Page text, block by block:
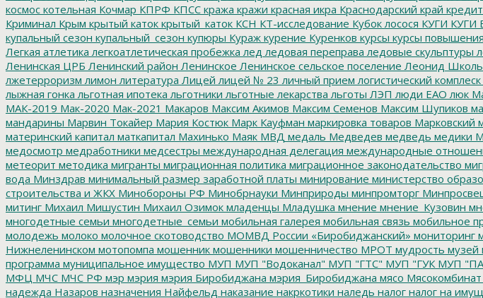
космос котельная Кочмар КПРФ КПСС кража кражи красная икра Краснодарский край кредит
Криминал Крым крытый каток крытый_каток КСН КТ-исследование Кубок лосося КУГИ КУГИ
купальный сезон купальный_сезон купюры Кураж курение Куренков курсы курсы
Легкая атлетика легкоатлетическая пробежка лед ледовая переправа ледовые скульптуры
Ленинская ЦРБ Ленинский район Ленинское Ленинское сельское поселение Леонид
лжетерроризм лимон литература Лицей лицей № 23 личный прием логистический комплеск
лыжная гонка льготная ипотека льготники льготные лекарства льготы ЛЭП люди ЕАО люк
МАК-2019 Мак-2020 Мак-2021 Макаров Максим Акимов Максим Семенов Максим Шупиков
мандарины Марвин Токайер Мария Костюк Марк Кауфман маркировка товаров Марковский
материнский капитал маткапитал Махинько Маяк МВД медаль Медведев медведь медики
медосмотр медработники медсестры международная делегация международные
метеорит методика мигранты миграционная политика миграционное законодательство
вода Минздрав минимальный размер заработной платы минирование министерство
строительства и ЖКХ Минобороны РФ Минобрнауки Минприроды минпромторг
митинг Михаил Мишустин Михаил Озимок младенцы Младушка мнение мнение_Кузовин
многодетные семьи многодетные_семьи мобильная галерея мобильная связь мобильное
молодежь молоко молочное скотоводство МОМВД России «Биробиджанский» мониторинг
Нижнеленинском мотопомпа мошенник мошенники мошенничество МРОТ мудрость музей
программа муниципальное имущество МУП МУП "Водоканал" МУП "ГТС" МУП "ГУК МУП
МФЦ МЧС МЧС РФ мэр мэрия мэрия Биробиджана мэрия_Биробиджана мясо Мясокомбинат
надежда Назаров назначения Найфельд наказание накркотики наледь налог налог на